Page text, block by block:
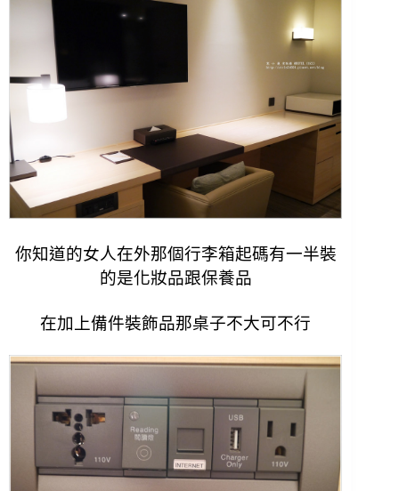
你知道的女人在外那個行李箱起碼有一半裝
的是化妝品跟保養品
在加上備件裝飾品那桌子不大可不行